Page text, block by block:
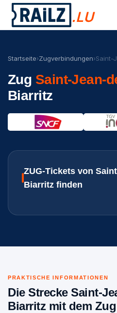
.LU
Startseite›Zugverbindungen›Saint-
Zug Saint-Jean-
Biarritz
ZUG-Tickets von
Biarritz finden
PRAKTISCHE INFORMATIONEN
Die Strecke Saint-
Biarritz mit dem Zug